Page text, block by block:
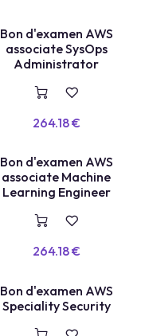
VOUCHER
Bon d'examen AWS
associate SysOps
Administrator
264.18€
VOUCHER
Bon d'examen AWS
associate Machine
Learning Engineer
264.18€
VOUCHER
Bon d'examen AWS
Speciality Security